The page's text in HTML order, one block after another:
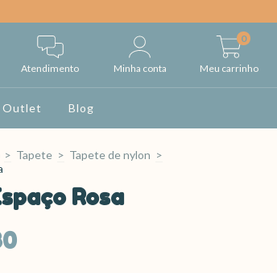
Atendimento Minha conta Meu carrinho
0
Outlet Blog
> Tapete > Tapete de nylon >
Rosa